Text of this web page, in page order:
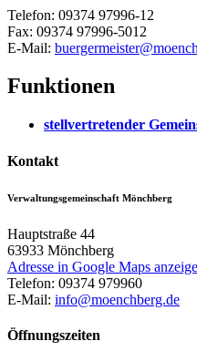
Telefon: 09374 97996-12
Fax: 09374 97996-5012
E-Mail:
Funktionen
stellvertretender
Kontakt
Verwaltungsgemeinschaft Mönchberg
Hauptstraße 44
63933 Mönchberg
Adresse in Google Maps
Telefon: 09374 979960
E-Mail: info@moenchberg.de
Öffnungszeiten